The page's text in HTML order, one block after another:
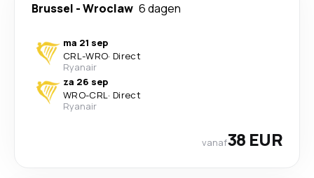
Brussel -Wroclaw 6 dagen
ma 21 sep
CRL-WRO· Direct
Ryanair
za 26 sep
WRO-CRL· Direct
Ryanair
vanaf38 EUR